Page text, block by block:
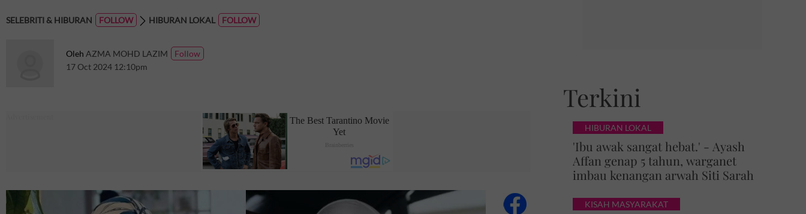
SELEBRITI & HIBURAN HIBURAN LOKAL
Oleh AZMA MOHD LAZIM
17 Oct 2024 12:10pm
Terkini
HIBURAN LOKAL
'Ibu awak sangat hebat.' - Ayash
Affan genap 5 tahun, warganet
imbau kenangan arwah Siti Sarah
KISAH MASYARAKAT